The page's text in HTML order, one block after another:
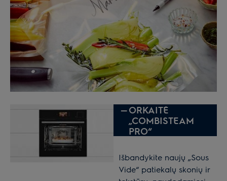
—ORKAITĖ
„COMBISTEAM
PRO“
Išbandykite naujų „Sous
Vide“ patiekalų skonių ir